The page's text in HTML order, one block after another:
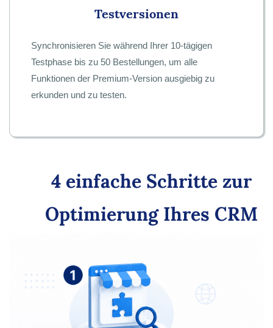
Testversionen
Synchronisieren Sie während Ihrer 10-tägigen
Testphase bis zu 50 Bestellungen, um alle
Funktionen der Premium-Version ausgiebig zu
erkunden und zu testen.
4 einfache Schritte zur
Optimierung Ihres CRM